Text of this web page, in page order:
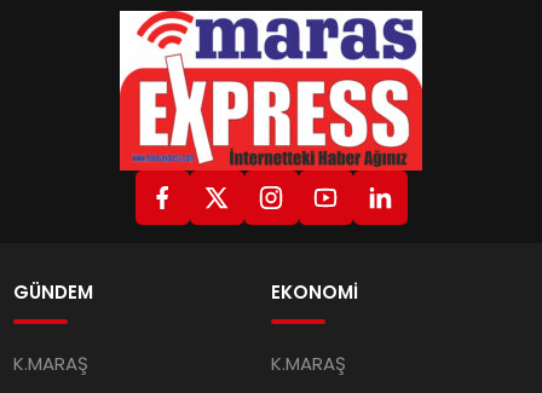
GÜNDEM
K.MARAŞ
EKONOMİ
K.MARAŞ